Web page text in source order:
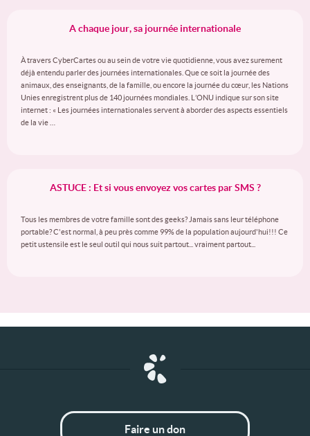
A chaque jour, sa journée internationale
À travers CyberCartes ou au sein de votre vie quotidienne, vous avez surement
déjà entendu parler des journées internationales. Que ce soit la journée des
animaux, des enseignants, de la famille, ou encore la journée du cœur, les Nations
Unies enregistrent plus de 140 journées mondiales. L’ONU indique sur son site
internet : « Les journées internationales servent à aborder des aspects essentiels
de la vie …
ASTUCE : Et si vous envoyez vos cartes par SMS ?
Tous les membres de votre famille sont des geeks? Jamais sans leur téléphone
portable? C'est normal, à peu près comme 99% de la population aujourd'hui!!! Ce
petit ustensile est le seul outil qui nous suit partout... vraiment partout...
Faire un don